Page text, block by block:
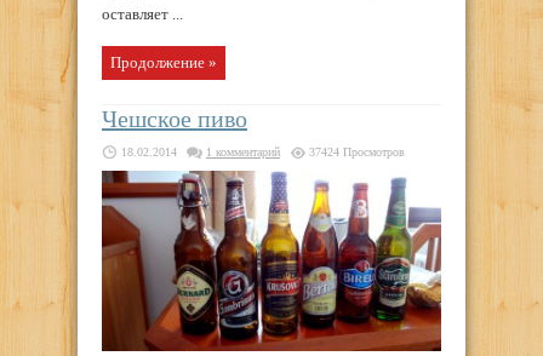
оставляет ...
Продолжение »
Чешское пиво
18.02.2014 1 комментарий 37424 Просмотров